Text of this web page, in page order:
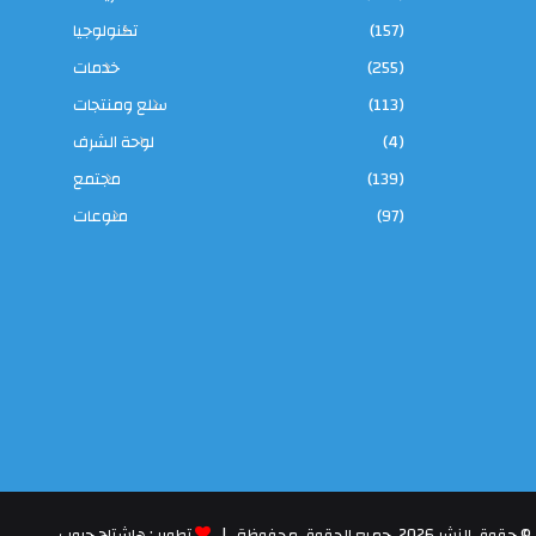
تكنولوجيا
(157)
خدمات
(255)
سلع ومنتجات
(113)
لوحة الشرف
(4)
مجتمع
(139)
منوعات
(97)